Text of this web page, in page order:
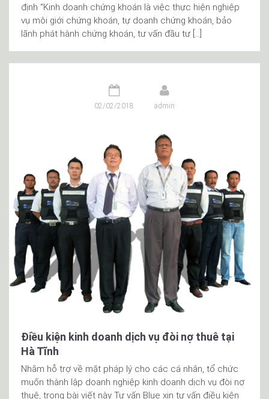
định “Kinh doanh chứng khoán là việc thực hiện nghiệp
vụ môi giới chứng khoán, tự doanh chứng khoán, bảo
lãnh phát hành chứng khoán, tư vấn đầu tư […]
02/02/2018 admin
Điều kiện kinh doanh dịch vụ đòi nợ thuê tại
Hà Tĩnh
Nhằm hỗ trợ về mặt pháp lý cho các cá nhân, tổ chức
muốn thành lập doanh nghiệp kinh doanh dịch vụ đòi nợ
thuê, trong bài viết này Tư vấn Blue xin tư vấn điều kiện